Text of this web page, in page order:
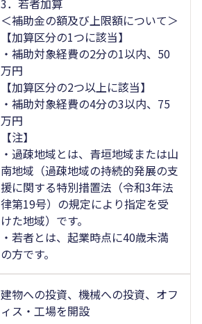
＜補助金の額及び上限額について＞
【加算区分の1つに該当】
・補助対象経費の2分の1以内、50
万円
【加算区分の2つ以上に該当】
・補助対象経費の4分の3以内、75
万円
【注】
・過疎地域とは、青垣地域または山
南地域（過疎地域の持続的発展の支
援に関する特別措置法（令和3年法
律第19号）の規定により指定を受
けた地域）です。
・若者とは、起業時点に40歳未満
の方です。
建物への投資、機械への投資、オフ
ィス・工場を開設